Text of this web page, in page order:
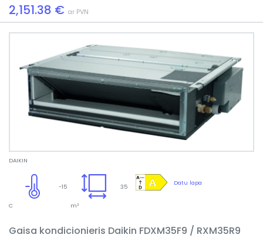
2,151.38 € ar PVN
DAIKIN
Datu lapa
35
m²
-15
C
Gaisa kondicionieris Daikin FDXM35F9 / RXM35R9